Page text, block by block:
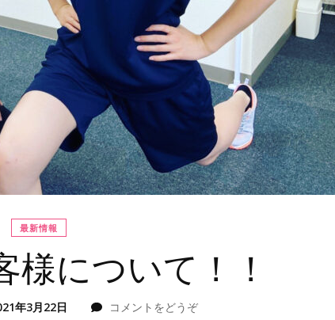
最新情報
について！！
年3月22日 コメントをどうぞ